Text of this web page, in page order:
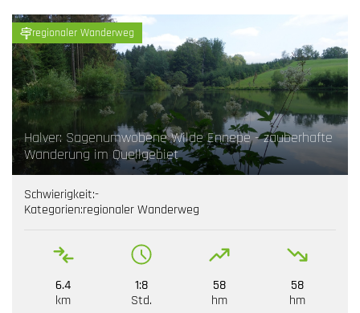
regionaler Wanderweg
Halver: Sagenumwobene Wilde Ennepe - zauberhafte
Wanderung im Quellgebiet
Schwierigkeit:-
Kategorien:regionaler Wanderweg
6.4
km
1:8
Std.
58
hm
58
hm